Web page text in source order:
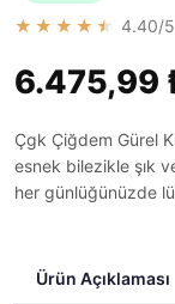
★★★★★ 4.40/
6.475,99
Çgk Çiğdem Gürel
esnek bilezikle şık
her günlüğünüzde
Ürün Açıklaması